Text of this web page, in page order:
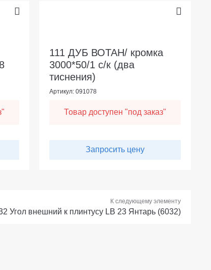
111 ДУБ ВОТАН/ кромка
3000*50/1 с/к (два
тиснения)
Артикул: 091078
Товар доступен "под заказ"
Запросить цену
К следующему элементу
Угол внешний к плинтусу LB 23 Янтарь (6032)